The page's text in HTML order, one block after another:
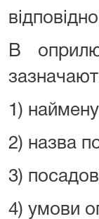
В
1)
2) назва
3)
4) умови